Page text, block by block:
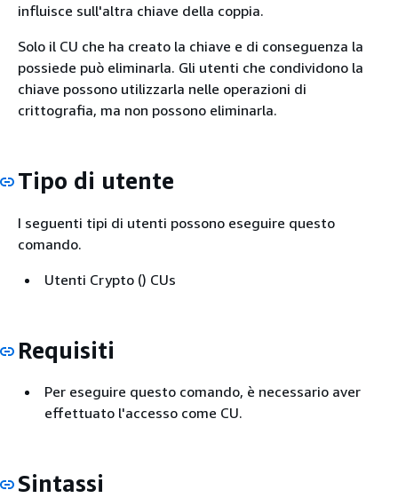
influisce sull'altra chiave della coppia.
Solo il CU che ha creato la chiave e di conseguenza la
possiede può eliminarla. Gli utenti che condividono la
chiave possono utilizzarla nelle operazioni di
crittografia, ma non possono eliminarla.
Tipo di utente
I seguenti tipi di utenti possono eseguire questo
comando.
Utenti Crypto () CUs
Requisiti
Per eseguire questo comando, è necessario aver
effettuato l'accesso come CU.
Sintassi